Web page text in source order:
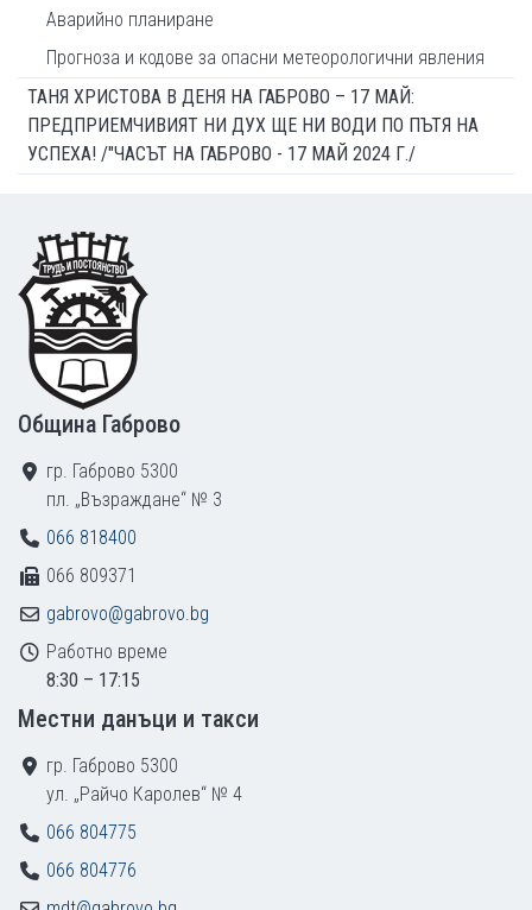
Аварийно планиране
Прогноза и кодове за опасни метеорологични явления
ТАНЯ ХРИСТОВА В ДЕНЯ НА ГАБРОВО – 17 МАЙ:
ПРЕДПРИЕМЧИВИЯТ НИ ДУХ ЩЕ НИ ВОДИ ПО ПЪТЯ НА
УСПЕХА! /"ЧАСЪТ НА ГАБРОВО - 17 МАЙ 2024 Г./
Footer
Община Габрово
гр. Габрово 5300
пл. „Възраждане“ № 3
066 818400
066 809371
gabrovo@gabrovo.bg
Работно време
8:30 – 17:15
Местни данъци и такси
гр. Габрово 5300
ул. „Райчо Каролев“ № 4
066 804775
066 804776